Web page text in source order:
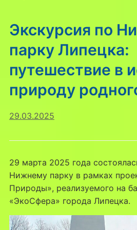
Экскурсия по
парку Липецка:
путешествие в
природу
29.03.2025
29 марта 2025 года
Нижнему парку в рамках
Природы», реализуемого на
«ЭкоСфера» города Липецка.